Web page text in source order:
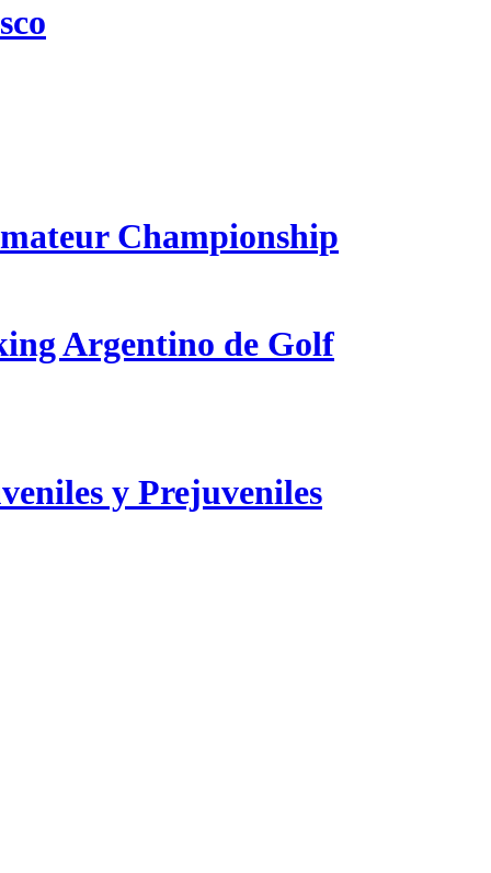
Championship
Argentino de Golf
y Prejuveniles